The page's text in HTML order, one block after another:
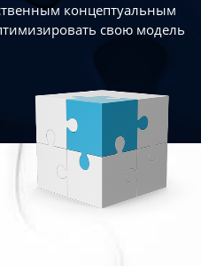
концептуальным
свою модель